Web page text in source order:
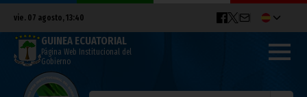
vie. 07 agosto, 13:40
GUINEA ECUATORIAL
Página Web Institucional del
Gobierno